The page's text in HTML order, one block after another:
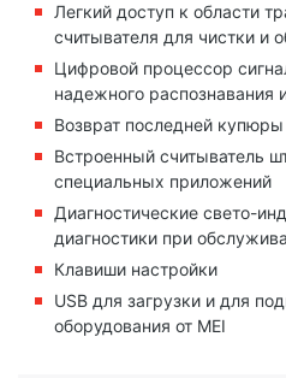
Легкий доступ к области
считывателя для чистки и
Цифровой процессор
надежного распознавания
Возврат последней купюры
Встроенный считыватель
специальных приложений
Диагностические свето-
диагностики при
Клавиши настройки
USB для загрузки и для
оборудования от MEI